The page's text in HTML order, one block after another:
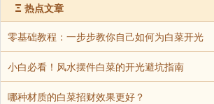
Ξ 热点文章
零基础教程：一步步教你自己如何为白菜开光
小白必看！风水摆件白菜的开光避坑指南
哪种材质的白菜招财效果更好？